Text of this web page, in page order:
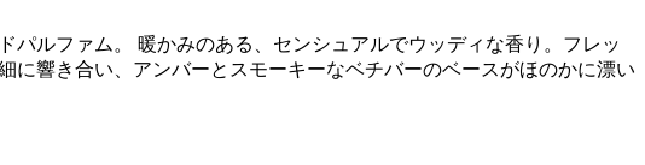
ルファム。 暖かみのある、センシュアルでウッディな香り。フレッ
響き合い、アンバーとスモーキーなベチバーのベースがほのかに漂い